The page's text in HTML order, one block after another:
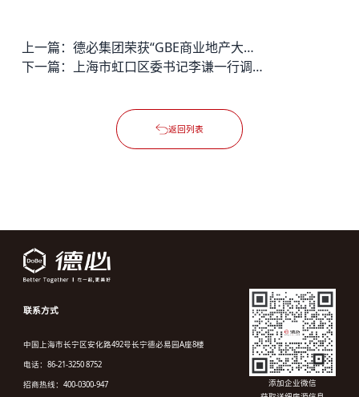
上一篇：
德必集团荣获“GBE商业地产大奖2025”多项大奖
下一篇：
上海市虹口区委书记李谦一行调研虹口德必运动LOFT
返回列表
联系方式
中国上海市长宁区安化路492号长宁德必易园A座8楼
电话：86-21-3250 8752
招商热线：400-0300-947
添加企业微信